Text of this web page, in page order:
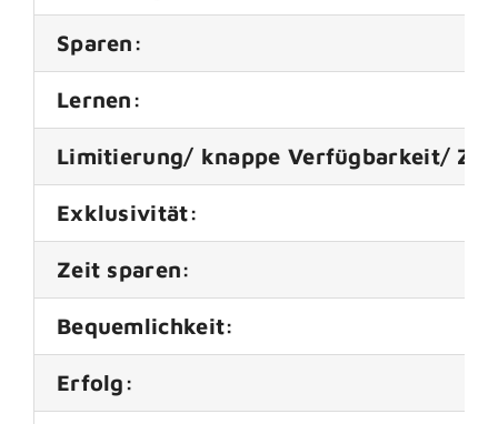
Sparen:
Lernen:
Limitierung/ knappe Verfügbarkeit/
Exklusivität:
Zeit sparen:
Bequemlichkeit:
Erfolg: